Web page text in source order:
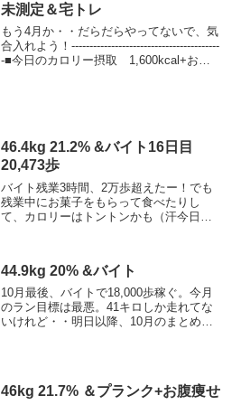
未測定＆宅トレ
もう4月か・・だらだらやってないで、気
合入れよう！-----------------------------------------
-■今日のカロリー摂取 1,600kcal+お酒
46.4kg 21.2% &バイト16日目
20,473歩
バイト残業3時間、2万歩超えたー！でも
残業中にお菓子をもらって食べたりし
て、カロリーはトントンかも（汗今日の
kcal ごはん11...
44.9kg 20% &バイト
10月最後、バイトで18,000歩稼ぐ。今月
のラン目標は最悪。41キロしか走れてな
いけれど・・明日以降、10月のまとめを
46kg 21.7% ＆プランク+お腹痩せ